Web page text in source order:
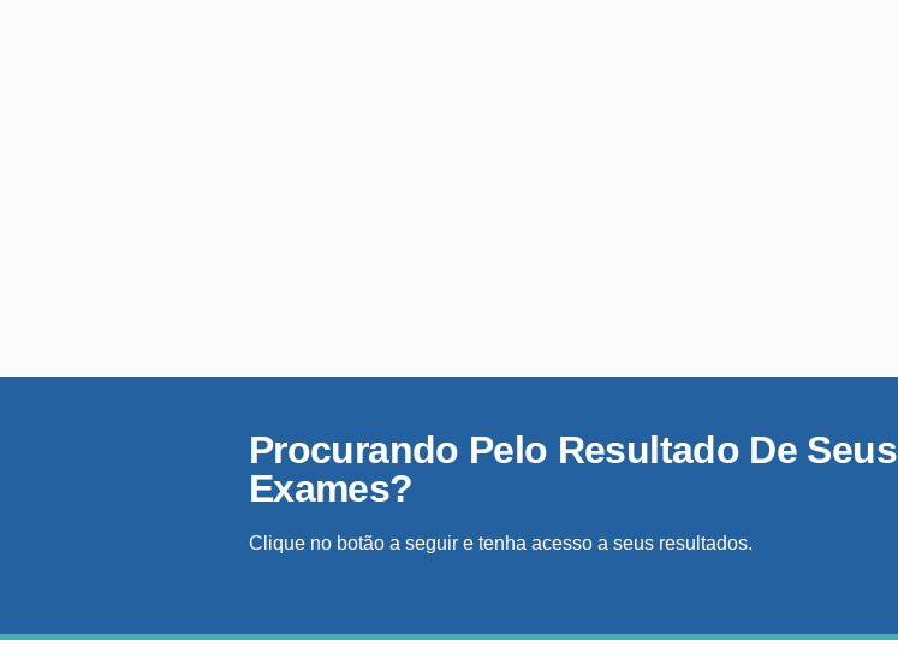
Procurando Pelo Resultado De Seus
Exames?
Clique no botão a seguir e tenha acesso a seus resultados.